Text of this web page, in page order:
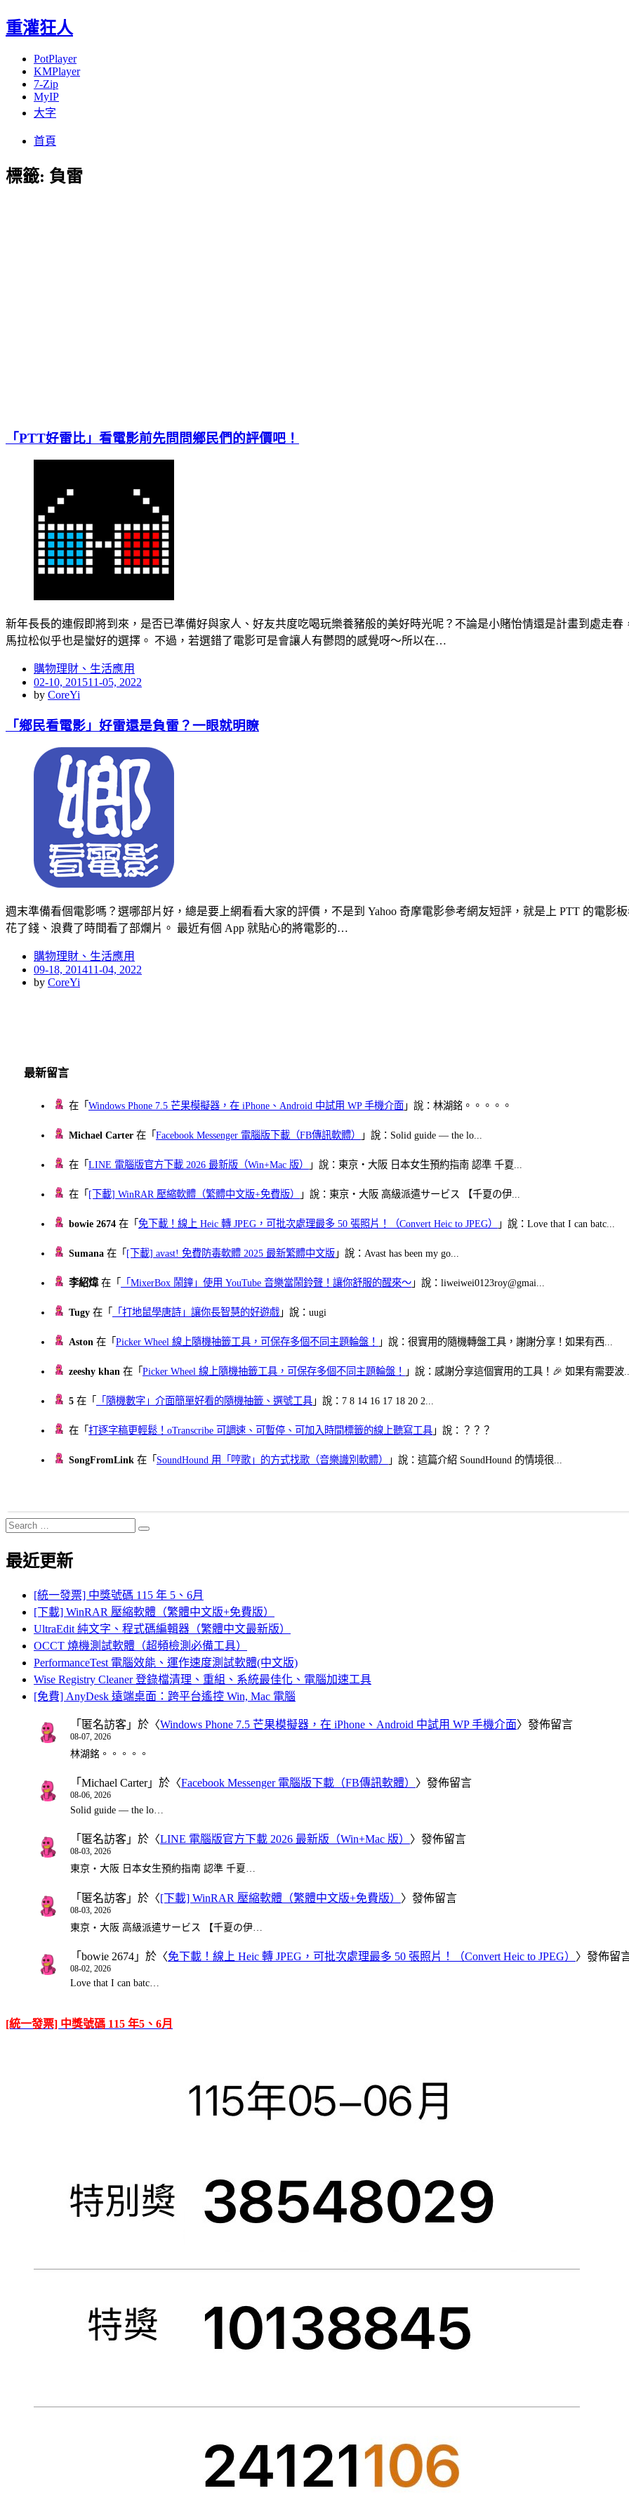
重灌狂人
PotPlayer
KMPlayer
7-Zip
MyIP
大字
首頁
標籤: 負雷
「PTT好雷比」看電影前先問問鄉民們的評價吧！
新年長長的連假即將到來，是否已準備好與家人、好友共度吃喝玩樂養豬般的美好時光呢？不論是小賭怡情還是計畫到處走
馬拉松似乎也是蠻好的選擇。 不過，若選錯了電影可是會讓人有鬱悶的感覺呀～所以在…
購物理財、生活應用
Posted
on
02-10, 201511-05, 2022
by CoreYi
「鄉民看電影」好雷還是負雷？一眼就明瞭
週末準備看個電影嗎？選哪部片好，總是要上網看看大家的評價，不是到 Yahoo 奇摩電影參考網友短評，就是上 PTT 的電影
花了錢、浪費了時間看了部爛片。 最近有個 App 就貼心的將電影的…
購物理財、生活應用
Posted
on
09-18, 201411-04, 2022
by CoreYi
最新留言
在「Windows Phone 7.5 芒果模擬器，在 iPhone、Android 中試用 WP 手機介面 」說：林湖銘。。。。。
Michael Carter 在「Facebook Messenger 電腦版下載（FB傳訊軟體） 」說：Solid guide — the lo...
在「LINE 電腦版官方下載 2026 最新版（Win+Mac 版） 」說：東京・大阪 日本女生預約指南 認準 千夏...
在「 [下載] WinRAR 壓縮軟體（繁體中文版+免費版） 」說：東京・大阪 高級派遣サービス 【千夏の伊...
bowie 2674 在「免下載！線上 Heic 轉 JPEG，可批次處理最多 50 張照片！（Convert Heic to JPEG） 」說：Love that I can batc...
Sumana 在「 [下載] avast! 免費防毒軟體 2025 最新繁體中文版 」說：Avast has been my go...
李紹煒在「 「MixerBox 鬧鐘」使用 YouTube 音樂當鬧鈴聲！讓你舒服的醒來～ 」說：liweiwei0123roy@gmai...
Tugy 在「 「打地鼠學唐詩」讓你長智慧的好遊戲 」說：uugi
Aston 在「Picker Wheel 線上隨機抽籤工具，可保存多個不同主題輪盤！ 」說：很實用的隨機轉盤工具，謝謝分享！如果有西...
zeeshy khan 在「Picker Wheel 線上隨機抽籤工具，可保存多個不同主題輪盤！ 」說：感謝分享這個實用的工具！🎉 如果有需要波
5 在「 「隨機數字」介面簡單好看的隨機抽籤、選號工具 」說：7 8 14 16 17 18 20 2...
在「打逐字稿更輕鬆！oTranscribe 可調速、可暫停、可加入時間標籤的線上聽寫工具 」說：？？？
SongFromLink 在「 SoundHound 用「哼歌」的方式找歌（音樂識別軟體） 」說：這篇介紹 SoundHound 的情境很...
Search
for:
Search
最近更新
[統一發票] 中獎號碼 115 年 5、6月
[下載] WinRAR 壓縮軟體（繁體中文版+免費版）
UltraEdit 純文字、程式碼編輯器（繁體中文最新版）
OCCT 燒機測試軟體（超頻檢測必備工具）
PerformanceTest 電腦效能、運作速度測試軟體(中文版)
Wise Registry Cleaner 登錄檔清理、重組、系統最佳化、電腦加速工具
[免費] AnyDesk 遠端桌面：跨平台遙控 Win, Mac 電腦
「 匿名訪客 」於〈Windows Phone 7.5 芒果模擬器，在 iPhone、Android 中試用 WP 手機介面〉發佈留言
08-07, 2026
林湖銘。。。。。
「 Michael Carter」於〈Facebook Messenger 電腦版下載（FB傳訊軟體） 〉發佈留言
08-06, 2026
Solid guide — the lo…
「 匿名訪客 」於〈LINE 電腦版官方下載 2026 最新版（Win+Mac 版） 〉發佈留言
08-03, 2026
東京・大阪 日本女生預約指南 認準 千夏…
「 匿名訪客 」於〈[下載] WinRAR 壓縮軟體（繁體中文版+免費版） 〉發佈留言
08-03, 2026
東京・大阪 高級派遣サービス 【千夏の伊…
「 bowie 2674 」於〈免下載！線上 Heic 轉 JPEG，可批次處理最多 50 張照片！（Convert Heic to JPEG） 〉發佈留
08-02, 2026
Love that I can batc…
[統一發票] 中獎號碼 115 年5、6月